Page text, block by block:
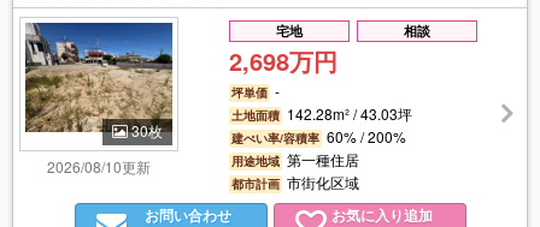
30枚
2026/08/10更新
宅地 相談
2,698万円
坪単価 -
土地面積 142.28m² / 43.03坪
建ぺい率/容積率 60% / 200%
用途地域 第一種住居
都市計画 市街化区域
お問い合わせ お気に入り追加